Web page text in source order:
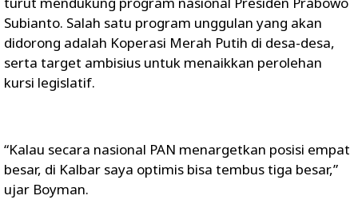
Subianto. Salah satu program unggulan yang akan
didorong adalah Koperasi Merah Putih di desa-desa,
serta target ambisius untuk menaikkan perolehan
kursi legislatif.
“Kalau secara nasional PAN menargetkan posisi empat
besar, di Kalbar saya optimis bisa tembus tiga besar,”
ujar Boyman.